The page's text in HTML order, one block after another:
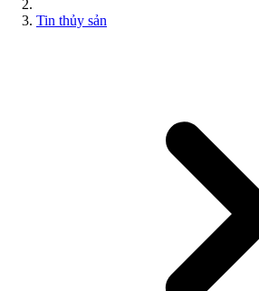
Tin thủy sản